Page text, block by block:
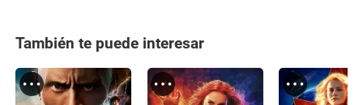
También te puede interesar